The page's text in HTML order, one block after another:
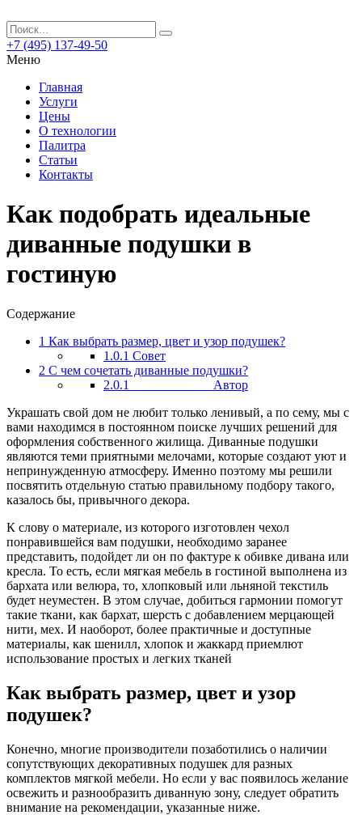
+7 (495) 137-49-50
Меню
Главная
Услуги
Цены
О технологии
Палитра
Статьи
Контакты
Как подобрать идеальные
диванные подушки в
гостиную
Содержание
1 Как выбрать размер, цвет и узор подушек?
1.0.1 Совет
2 С чем сочетать диванные подушки?
2.0.1
Автор
Украшать свой дом не любит только ленивый, а по сему, мы с
вами находимся в постоянном поиске лучших решений для
оформления собственного жилища. Диванные подушки
являются теми приятными мелочами, которые создают уют и
непринужденную атмосферу. Именно поэтому мы решили
посвятить отдельную статью правильному подбору такого,
казалось бы, привычного декора.
К слову о материале, из которого изготовлен чехол
понравившейся вам подушки, необходимо заранее
представить, подойдет ли он по фактуре к обивке дивана или
кресла. То есть, если мягкая мебель в гостиной выполнена из
бархата или велюра, то, хлопковый или льняной текстиль
будет неуместен. В этом случае, добиться гармонии помогут
такие ткани, как бархат, шерсть с добавлением мерцающей
нити, мех. И наоборот, более практичные и доступные
материалы, как шенилл, хлопок и жаккард приемлют
использование простых и легких тканей
Как выбрать размер, цвет и узор
подушек?
Конечно, многие производители позаботились о наличии
сопутствующих декоративных подушек для разных
комплектов мягкой мебели. Но если у вас появилось желание
освежить и разнообразить диванную зону, следует обратить
внимание на рекомендации, указанные ниже.